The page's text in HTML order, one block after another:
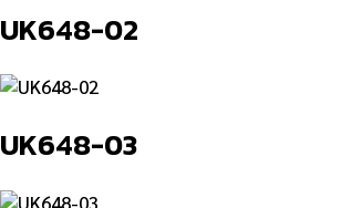
UK648-02
UK648-03